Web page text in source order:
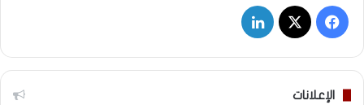
فيسبوك
‫X لينكدإن
الإعلانات